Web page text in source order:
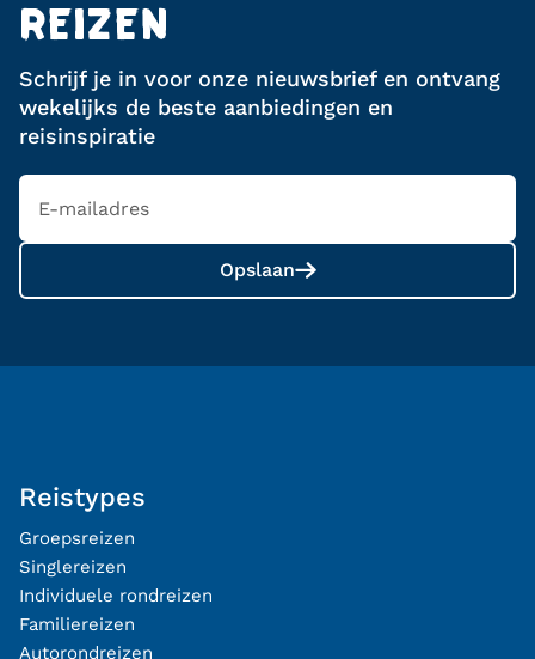
REIZEN
Schrijf je in voor onze nieuwsbrief en ontvang
wekelijks de beste aanbiedingen en
reisinspiratie
Opslaan
Reistypes
Groepsreizen
Singlereizen
Individuele rondreizen
Familiereizen
Autorondreizen